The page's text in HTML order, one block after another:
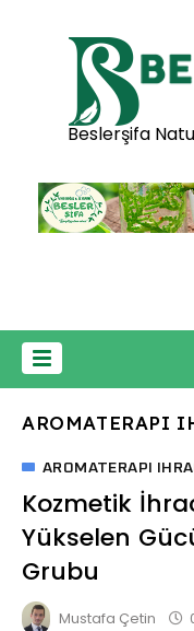
Beslerşifa
AROMATERAPI
AROMATERAPI
Kozmetik
Yükselen
Grubu
Mustafa Çetin